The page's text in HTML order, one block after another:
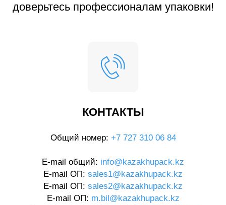
доверьтесь профессионалам упаковки!
КОНТАКТЫ
Общий номер: +7 727 310 06 84
E-mail общий: info@kazakhupack.kz
E-mail ОП: sales1@kazakhupack.kz
E-mail ОП: sales2@kazakhupack.kz
E-mail ОП: m.bil@kazakhupack.kz